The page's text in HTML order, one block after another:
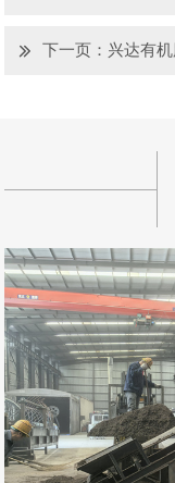
下一页： 兴达有